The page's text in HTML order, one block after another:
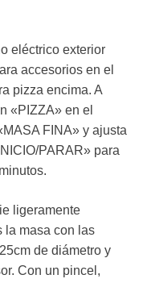
eléctrico exterior
accesorios en el
pizza encima. A
«PIZZA» en el
FINA» y ajusta
PARAR» para
ligeramente
la masa con las
de diámetro y
Con un pincel,